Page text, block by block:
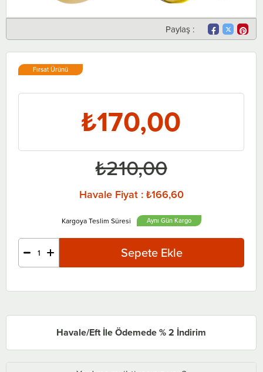
Paylaş :
Fırsat Ürünü
₺170,00
₺210,00
Havale Fiyat : ₺166,60
Aynı Gün
Havale/Eft İle Ödemede % 2 İndirim